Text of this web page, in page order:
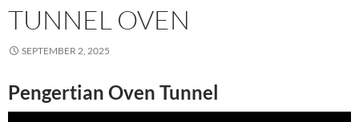
TUNNEL OVEN
SEPTEMBER 2, 2025
Pengertian Oven Tunnel